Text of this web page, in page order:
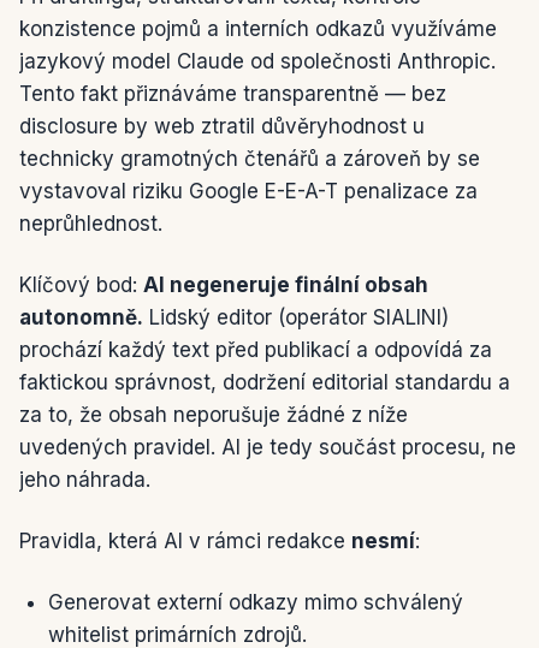
konzistence pojmů a interních odkazů využíváme
jazykový model Claude od společnosti Anthropic.
Tento fakt přiznáváme transparentně — bez
disclosure by web ztratil důvěryhodnost u
technicky gramotných čtenářů a zároveň by se
vystavoval riziku Google E-E-A-T penalizace za
neprůhlednost.
Klíčový bod: AI negeneruje finální obsah
autonomně. Lidský editor (operátor SIALINI)
prochází každý text před publikací a odpovídá za
faktickou správnost, dodržení editorial standardu a
za to, že obsah neporušuje žádné z níže
uvedených pravidel. AI je tedy součást procesu, ne
jeho náhrada.
Pravidla, která AI v rámci redakce nesmí:
Generovat externí odkazy mimo schválený
whitelist primárních zdrojů.